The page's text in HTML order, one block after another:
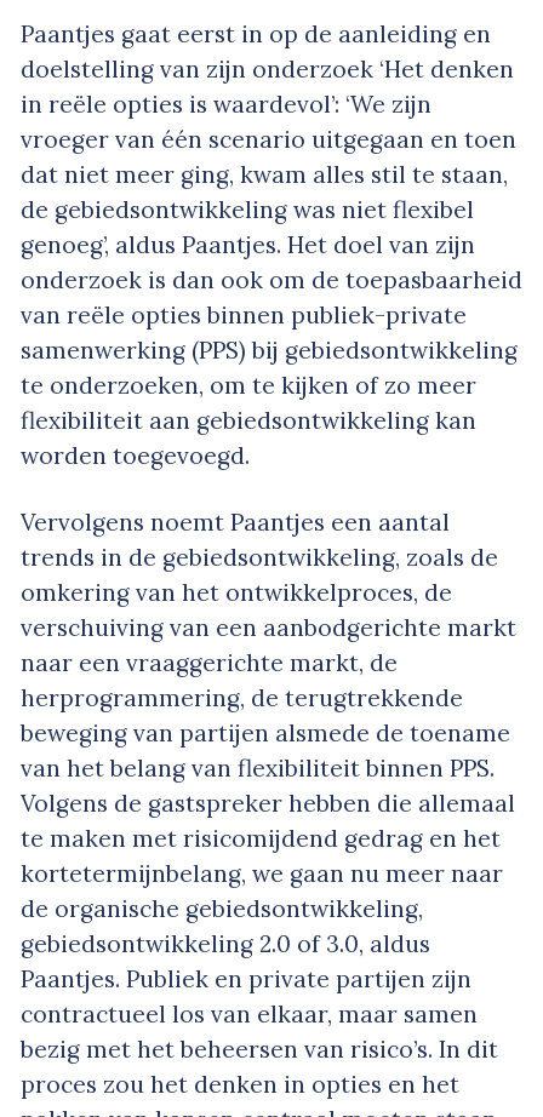
Paantjes gaat eerst in op de aanleiding en
doelstelling van zijn onderzoek ‘Het denken
in reële opties is waardevol’: ‘We zijn
vroeger van één scenario uitgegaan en toen
dat niet meer ging, kwam alles stil te staan,
de gebiedsontwikkeling was niet flexibel
genoeg’, aldus Paantjes. Het doel van zijn
onderzoek is dan ook om de toepasbaarheid
van reële opties binnen publiek-private
samenwerking (PPS) bij gebiedsontwikkeling
te onderzoeken, om te kijken of zo meer
flexibiliteit aan gebiedsontwikkeling kan
worden toegevoegd.
Vervolgens noemt Paantjes een aantal
trends in de gebiedsontwikkeling, zoals de
omkering van het ontwikkelproces, de
verschuiving van een aanbodgerichte markt
naar een vraaggerichte markt, de
herprogrammering, de terugtrekkende
beweging van partijen alsmede de toename
van het belang van flexibiliteit binnen PPS.
Volgens de gastspreker hebben die allemaal
te maken met risicomijdend gedrag en het
kortetermijnbelang, we gaan nu meer naar
de organische gebiedsontwikkeling,
gebiedsontwikkeling 2.0 of 3.0, aldus
Paantjes. Publiek en private partijen zijn
contractueel los van elkaar, maar samen
bezig met het beheersen van risico’s. In dit
proces zou het denken in opties en het